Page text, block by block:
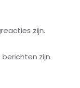
zijn.
zijn.